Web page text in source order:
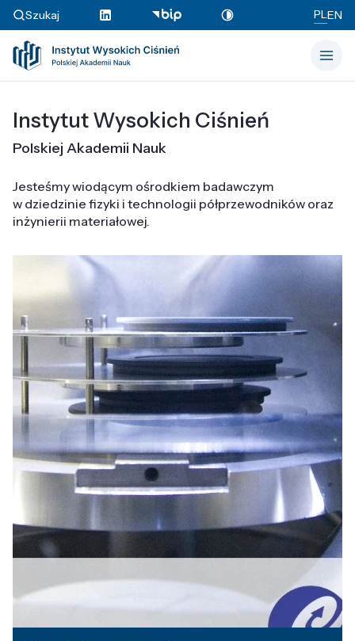
Szukaj PLEN
Instytut Wysokich Ciśnień
Polskiej Akademii Nauk
Jesteśmy wiodącym ośrodkiem badawczym
w dziedzinie fizyki i technologii półprzewodników oraz
inżynierii materiałowej.